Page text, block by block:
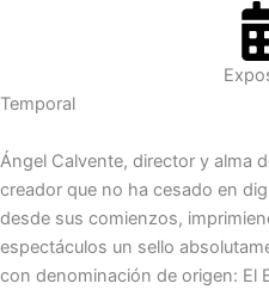
Temporal
Ángel Calvente, director y alma
creador que no ha cesado en
desde sus comienzos,
espectáculos un sello
con denominación de origen: El